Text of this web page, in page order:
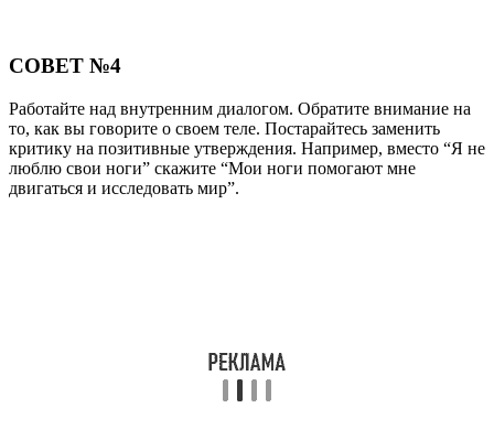
СОВЕТ №4
Работайте над внутренним диалогом. Обратите внимание на
то, как вы говорите о своем теле. Постарайтесь заменить
критику на позитивные утверждения. Например, вместо “Я не
люблю свои ноги” скажите “Мои ноги помогают мне
двигаться и исследовать мир”.